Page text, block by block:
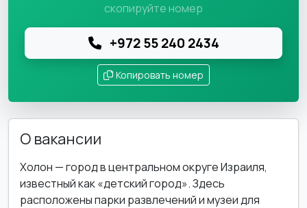
скопируйте номер
+972 55 240 2434
Копировать номер
О вакансии
Холон — город в центральном округе Израиля,
известный как «детский город». Здесь
расположены парки развлечений и музеи для